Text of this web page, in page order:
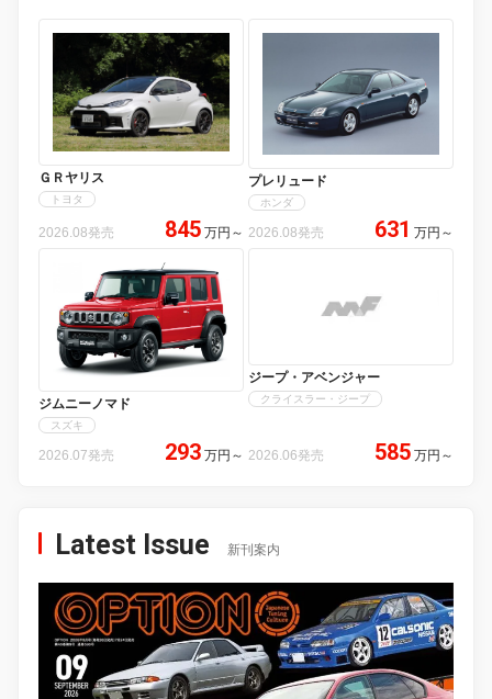
ＧＲヤリス
トヨタ
2026.08発売 845 万円 ～
プレリュード
ホンダ
2026.08発売 631 万円 ～
ジムニーノマド
スズキ
2026.07発売 293 万円 ～
ジープ・アベンジャー
クライスラー・ジープ
2026.06発売 585 万円 ～
Latest Issue 新刊案内